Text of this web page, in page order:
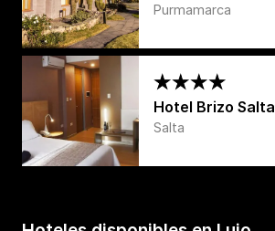
Purmamarca
Hotel Brizo Salta
Salta